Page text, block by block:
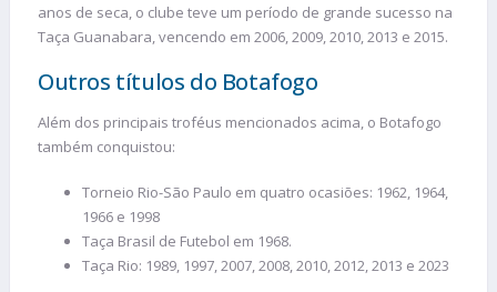
anos de seca, o clube teve um período de grande sucesso na
Taça Guanabara, vencendo em 2006, 2009, 2010, 2013 e 2015.
Outros títulos do Botafogo
Além dos principais troféus mencionados acima, o Botafogo
também conquistou:
Torneio Rio-São Paulo em quatro ocasiões: 1962, 1964,
1966 e 1998
Taça Brasil de Futebol em 1968.
Taça Rio: 1989, 1997, 2007, 2008, 2010, 2012, 2013 e 2023